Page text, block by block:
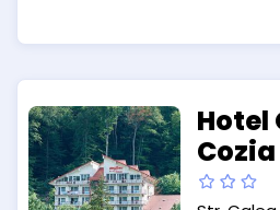
Hotel
Cozia